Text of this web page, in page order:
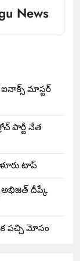
News
ఐనాక్స్ మాస్టర్
పార్టీ నేత
టాప్
దీప్కే
పచ్చి మోసం